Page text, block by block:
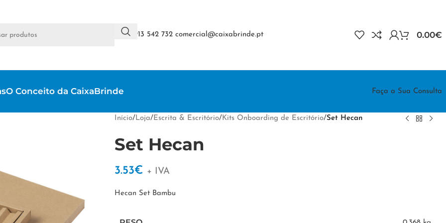
+351 913 542 732 comercial@caixabrinde.pt 0.00€
O Conceito da CaixaBrinde Faça a Sua Consulta
Início/Loja/Escrita & Escritório/Kits Onboarding de Escritório/Set Hecan
Set Hecan
3.53€ + IVA
Hecan Set Bambu